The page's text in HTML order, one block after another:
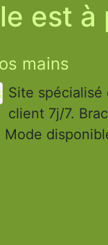
est
mains
Site
client 7j/7.